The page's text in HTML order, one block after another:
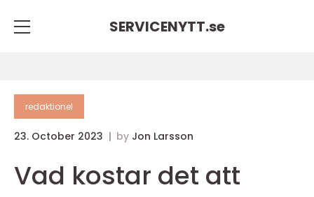
SERVICENYTT.se
redaktionel
23. October 2023 by Jon Larsson
Vad kostar det att